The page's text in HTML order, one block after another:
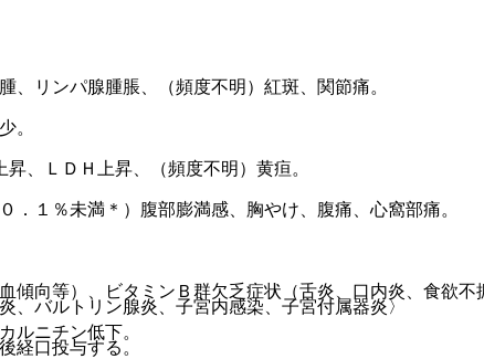
リンパ腺腫脹、（頻度不明）紅斑、関節痛。
。
、ＬＤＨ上昇、（頻度不明）黄疸。
１％未満＊）腹部膨満感、胸やけ、腹痛、心窩部痛。
等）、ビタミンＢ群欠乏症状（舌炎、口内炎、食欲不
ルニチン低下。
、バルトリン腺炎、子宮内感染、子宮付属器炎〉
経口投与する。